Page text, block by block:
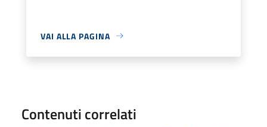
VAI ALLA PAGINA
Contenuti correlati